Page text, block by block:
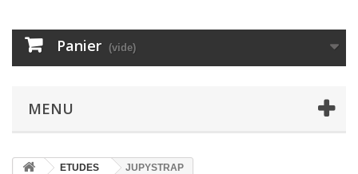
Panier (vide)
MENU
ETUDES JUPYSTRAP